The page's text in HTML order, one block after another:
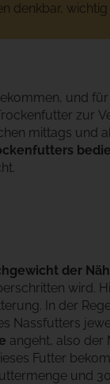
denkbar, wichtig
und
mittags und
der
wird.
In der
Nassfutters
angeht, also der
Futter
und